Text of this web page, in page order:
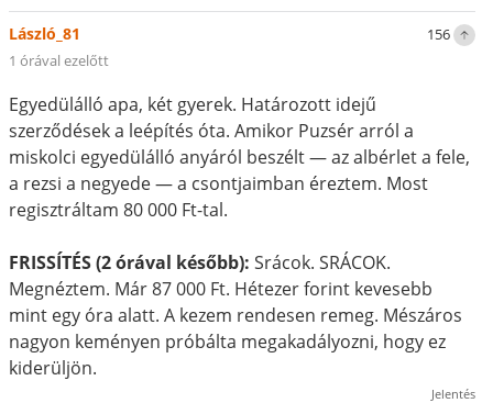
156
László_81
1 órával ezelőtt
Egyedülálló apa, két gyerek. Határozott idejű
szerződések a leépítés óta. Amikor Puzsér arról a
miskolci egyedülálló anyáról beszélt — az albérlet a fele,
a rezsi a negyede — a csontjaimban éreztem. Most
regisztráltam 80 000 Ft-tal.
FRISSÍTÉS (2 órával később): Srácok. SRÁCOK.
Megnéztem. Már 87 000 Ft. Hétezer forint kevesebb
mint egy óra alatt. A kezem rendesen remeg. Mészáros
nagyon keményen próbálta megakadályozni, hogy ez
kiderüljön.
Jelentés